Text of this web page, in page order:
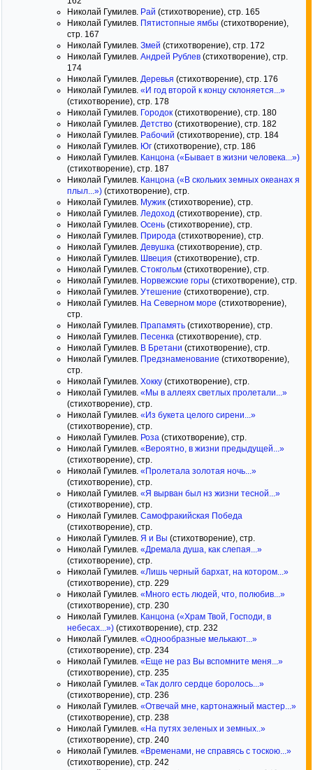
Николай Гумилев. Рай (стихотворение), стр. 165
Николай Гумилев. Пятистопные ямбы (стихотворение),
стр. 167
Николай Гумилев. Змей (стихотворение), стр. 172
Николай Гумилев. Андрей Рублев (стихотворение), стр.
174
Николай Гумилев. Деревья (стихотворение), стр. 176
Николай Гумилев. «И год второй к концу склоняется...»
(стихотворение), стр. 178
Николай Гумилев. Городок (стихотворение), стр. 180
Николай Гумилев. Детство (стихотворение), стр. 182
Николай Гумилев. Рабочий (стихотворение), стр. 184
Николай Гумилев. Юг (стихотворение), стр. 186
Николай Гумилев. Канцона («Бывает в жизни человека...»)
(стихотворение), стр. 187
Николай Гумилев. Канцона («В скольких земных океанах я
плыл...») (стихотворение), стр.
Николай Гумилев. Мужик (стихотворение), стр.
Николай Гумилев. Ледоход (стихотворение), стр.
Николай Гумилев. Осень (стихотворение), стр.
Николай Гумилев. Природа (стихотворение), стр.
Николай Гумилев. Девушка (стихотворение), стр.
Николай Гумилев. Швеция (стихотворение), стр.
Николай Гумилев. Стокгольм (стихотворение), стр.
Николай Гумилев. Норвежские горы (стихотворение), стр.
Николай Гумилев. Утешение (стихотворение), стр.
Николай Гумилев. На Северном море (стихотворение),
стр.
Николай Гумилев. Прапамять (стихотворение), стр.
Николай Гумилев. Песенка (стихотворение), стр.
Николай Гумилев. В Бретани (стихотворение), стр.
Николай Гумилев. Предзнаменование (стихотворение),
стр.
Николай Гумилев. Хокку (стихотворение), стр.
Николай Гумилев. «Мы в аллеях светлых пролетали...»
(стихотворение), стр.
Николай Гумилев. «Из букета целого сирени...»
(стихотворение), стр.
Николай Гумилев. Роза (стихотворение), стр.
Николай Гумилев. «Вероятно, в жизни предыдущей...»
(стихотворение), стр.
Николай Гумилев. «Пролетала золотая ночь...»
(стихотворение), стр.
Николай Гумилев. «Я вырван был нз жизни тесной...»
(стихотворение), стр.
Николай Гумилев. Самофракийская Победа
(стихотворение), стр.
Николай Гумилев. Я и Вы (стихотворение), стр.
Николай Гумилев. «Дремала душа, как слепая...»
(стихотворение), стр.
Николай Гумилев. «Лишь черный бархат, на котором...»
(стихотворение), стр. 229
Николай Гумилев. «Много есть людей, что, полюбив...»
(стихотворение), стр. 230
Николай Гумилев. Канцона («Храм Твой, Господи, в
небесах...») (стихотворение), стр. 232
Николай Гумилев. «Однообразные мелькают...»
(стихотворение), стр. 234
Николай Гумилев. «Еще не раз Вы вспомните меня...»
(стихотворение), стр. 235
Николай Гумилев. «Так долго сердце боролось...»
(стихотворение), стр. 236
Николай Гумилев. «Отвечай мне, картонажный мастер...»
(стихотворение), стр. 238
Николай Гумилев. «На путях зеленых и земных..»
(стихотворение), стр. 240
Николай Гумилев. «Временами, не справясь с тоскою...»
(стихотворение), стр. 242